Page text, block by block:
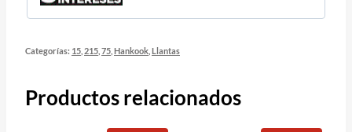
Categorías: 15 215 75 Hankook Llantas
Productos relacionados